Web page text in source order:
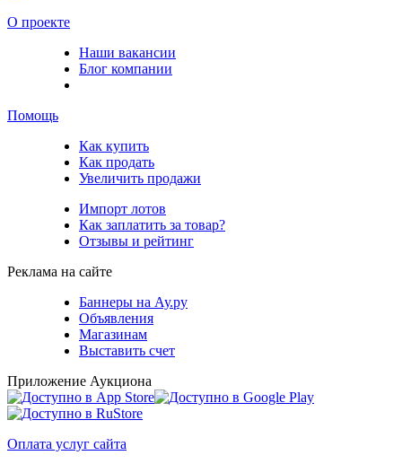
О проекте
Наши вакансии
Блог компании
Помощь
Как купить
Как продать
Увеличить продажи
Импорт лотов
Как заплатить за товар?
Отзывы и рейтинг
Реклама на сайте
Баннеры на Ау.ру
Объявления
Магазинам
Выставить счет
Приложение Аукциона
Оплата услуг сайта